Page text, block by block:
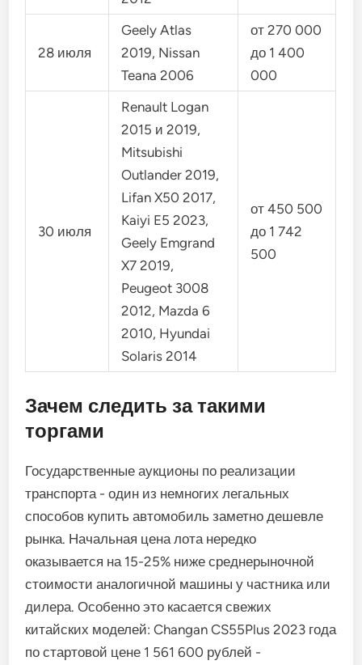
28 июля
Geely Atlas
2019, Nissan
Teana 2006
от 270 000
до 1 400
000
30 июля
Renault Logan
2015 и 2019,
Mitsubishi
Outlander 2019,
Lifan X50 2017,
Kaiyi E5 2023,
Geely Emgrand
X7 2019,
Peugeot 3008
2012, Mazda 6
2010, Hyundai
Solaris 2014
от 450 500
до 1 742
500
Зачем следить за такими
торгами
Государственные аукционы по реализации
транспорта - один из немногих легальных
способов купить автомобиль заметно дешевле
рынка. Начальная цена лота нередко
оказывается на 15-25% ниже среднерыночной
стоимости аналогичной машины у частника или
дилера. Особенно это касается свежих
китайских моделей: Changan CS55Plus 2023 года
по стартовой цене 1 561 600 рублей -